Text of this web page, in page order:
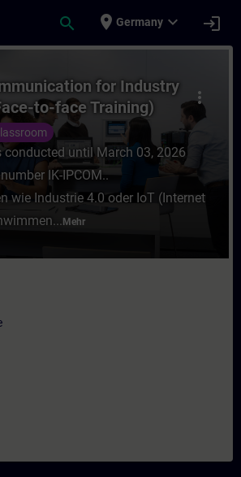
search place Germany expand_more login
Communication for
more_vert
for Industry
to-face Training)
until March 03, 2026
IK-IPCOM..
wie Industrie 4.0 oder IoT (Internet
Mehr